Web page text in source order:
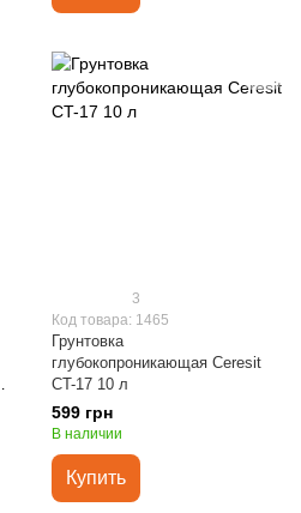
3
Код товара: 1465
Грунтовка
глубокопроникающая Ceresit
CT-17 10 л
599 грн
В наличии
Купить